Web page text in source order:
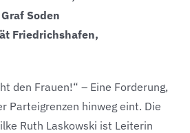
Soden
Friedrichshafen,
den Frauen!“ – Eine Forderung,
Parteigrenzen hinweg eint. Die
Ruth Laskowski ist Leiterin